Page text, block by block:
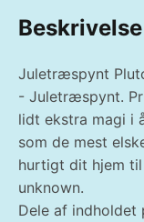
Beskrivelse
Juletræspynt
- Juletræspynt.
lidt ekstra magi i
som de mest
hurtigt dit hjem
unknown.
Dele af indholdet